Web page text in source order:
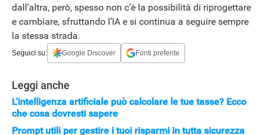
dall’altra, però, spesso non c’è la possibilità di riprogettare
e cambiare, sfruttando l’IA e si continua a seguire sempre
la stessa strada.
Seguici su: Google Discover Fonti preferite
Leggi anche
L'intelligenza artificiale può calcolare le tue tasse? Ecco
che cosa dovresti sapere
Prompt utili per gestire i tuoi risparmi in tutta sicurezza